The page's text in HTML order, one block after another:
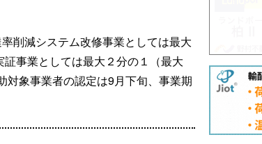
削減システム改修事業としては最大
事業としては最大２分の１（最大
象事業者の認定は9月下旬、事業期